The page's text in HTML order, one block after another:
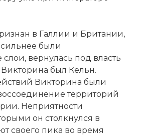
в Галлии и Британии,
были
вернулась под власть
был Кельн.
Викторина были
территорий
Неприятности
он столкнулся в
своего пика во время